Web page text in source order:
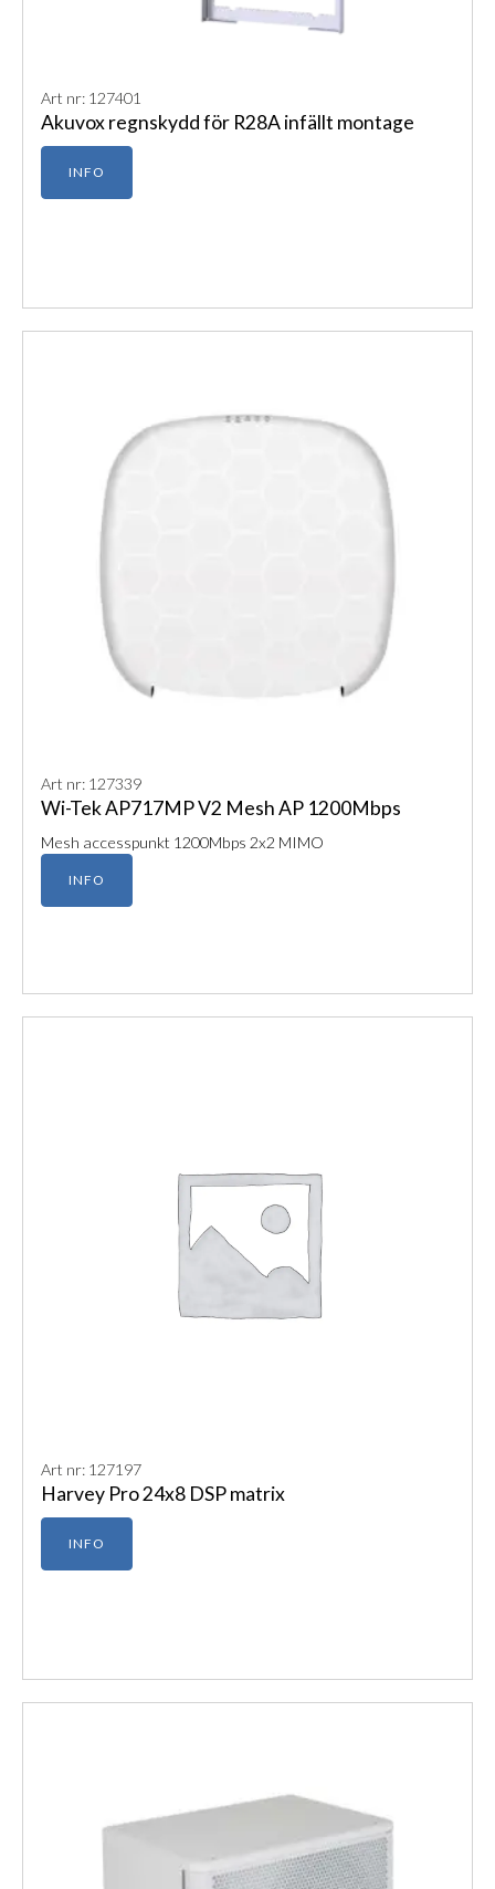
Art nr: 127401
Akuvox regnskydd för R28A infällt montage
INFO
Art nr: 127339
Wi-Tek AP717MP V2 Mesh AP 1200Mbps
Mesh accesspunkt 1200Mbps 2x2 MIMO
INFO
Art nr: 127197
Harvey Pro 24x8 DSP matrix
INFO